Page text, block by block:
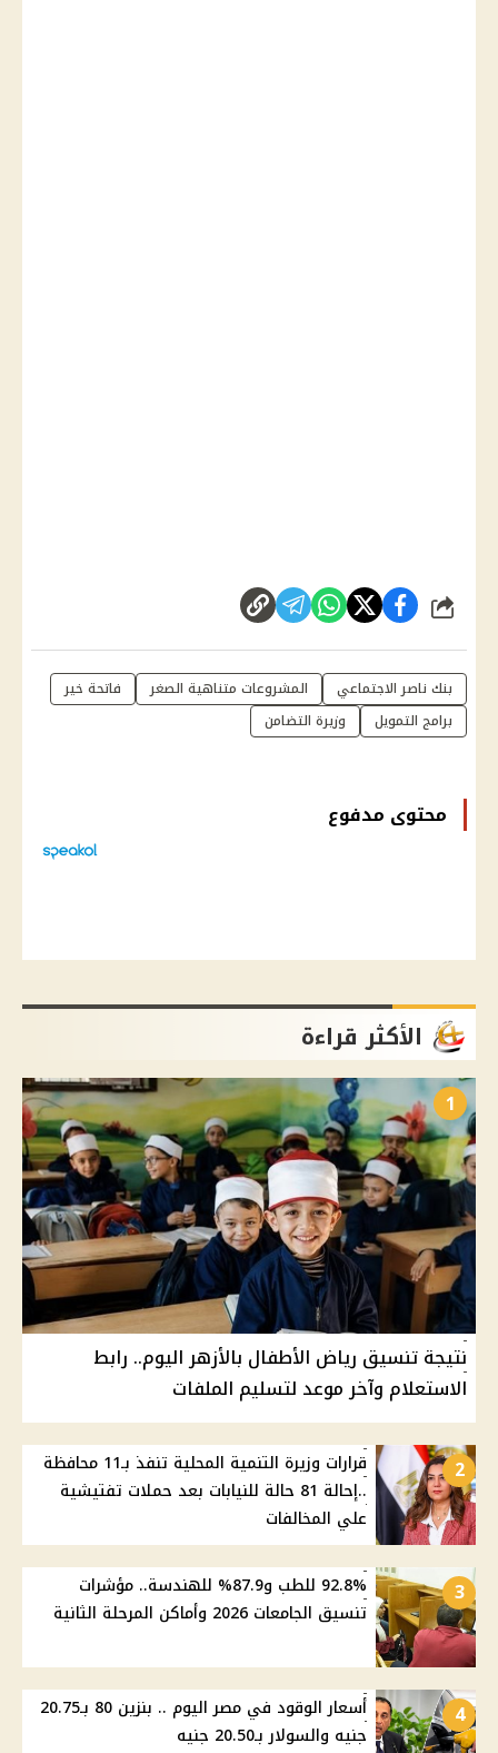
شارك
بنك ناصر الاجتماعي المشروعات متناهية الصغر
فاتحة خير
برامج التمويل
وزيرة التضامن
محتوى مدفوع
الأكثر قراءة
1
نتيجة تنسيق رياض الأطفال بالأزهر اليوم.. رابط
الاستعلام وآخر موعد لتسليم الملفات
2
قرارات وزيرة التنمية المحلية تنفذ بـ11 محافظة
..إحالة 81 حالة للنيابات بعد حملات تفتيشية
علي المخالفات
3
92.8% للطب و87.9% للهندسة.. مؤشرات
تنسيق الجامعات 2026 وأماكن المرحلة الثانية
4
أسعار الوقود في مصر اليوم .. بنزين 80 بـ20.75
جنيه والسولار بـ20.50 جنيه